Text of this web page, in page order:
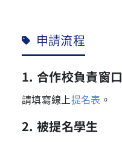
申請流程
1. 合作校負責窗口
請填寫線上提名表 。
2. 被提名學生